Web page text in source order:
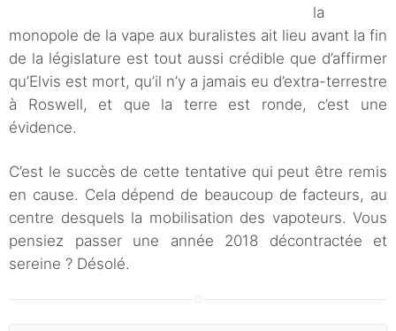
la
monopole de la vape aux buralistes ait lieu avant la fin
de la législature est tout aussi crédible que d’affirmer
qu’Elvis est mort, qu’il n’y a jamais eu d’extra-terrestre
à Roswell, et que la terre est ronde, c’est une
évidence.
C’est le succès de cette tentative qui peut être remis
en cause. Cela dépend de beaucoup de facteurs, au
centre desquels la mobilisation des vapoteurs. Vous
pensiez passer une année 2018 décontractée et
sereine ? Désolé.